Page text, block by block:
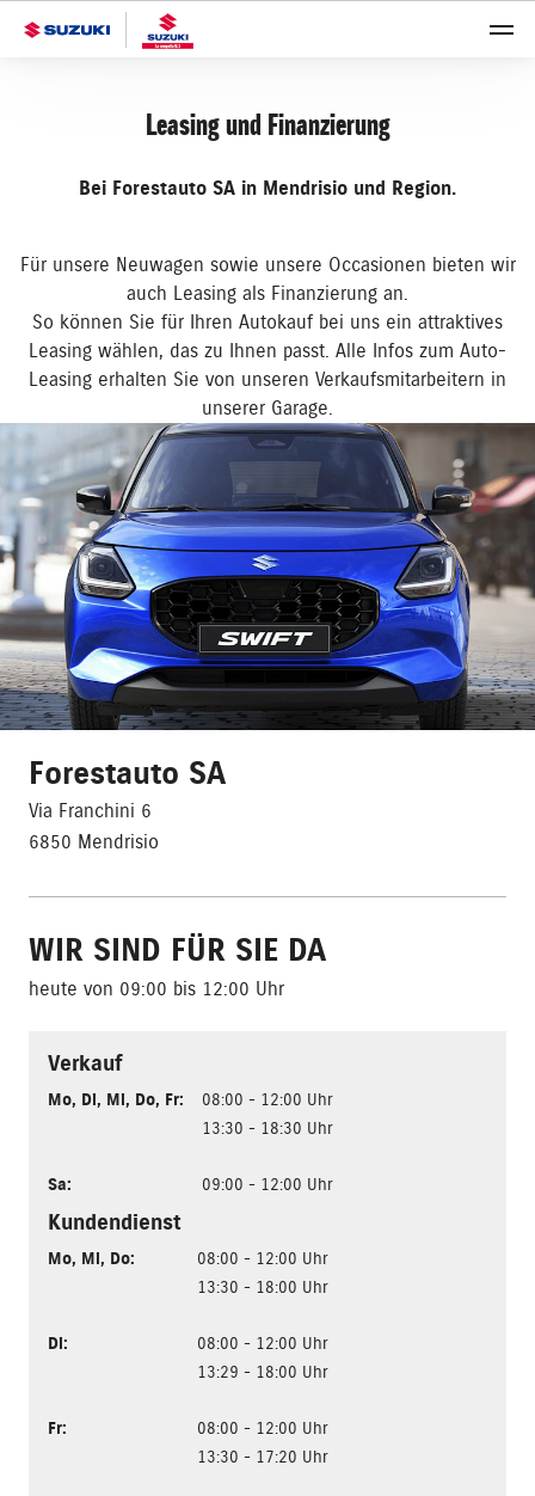
Leasing und Finanzierung
Bei Forestauto SA in Mendrisio und Region.
Für unsere Neuwagen sowie unsere Occasionen bieten wir
auch Leasing als Finanzierung an.
So können Sie für Ihren Autokauf bei uns ein attraktives
Leasing wählen, das zu Ihnen passt. Alle Infos zum Auto-
Leasing erhalten Sie von unseren Verkaufsmitarbeitern in
unserer Garage.
Forestauto SA
Via Franchini 6
6850 Mendrisio
WIR SIND FÜR SIE DA
heute von 09:00 bis 12:00 Uhr
Verkauf
Mo, Di, Mi, Do, Fr:
08:00 - 12:00 Uhr
13:30 - 18:30 Uhr
Sa: 09:00 - 12:00 Uhr
Kundendienst
Mo, Mi, Do:
08:00 - 12:00 Uhr
13:30 - 18:00 Uhr
Di:
08:00 - 12:00 Uhr
13:29 - 18:00 Uhr
Fr:
08:00 - 12:00 Uhr
13:30 - 17:20 Uhr